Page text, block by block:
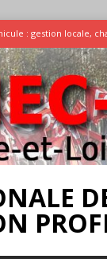
: gestion locale,
Températures et
Rassemblement pour la
INTERPROFESSIONNEL